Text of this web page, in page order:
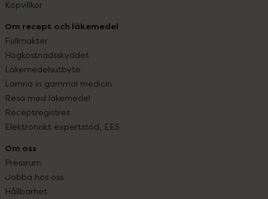
Köpvillkor
Om recept och läkemedel
Fullmakter
Högkostnadsskyddet
Läkemedelsutbyte
Lämna in gammal medicin
Resa med läkemedel
Receptregistret
Elektroniskt expertstöd, EES
Om oss
Pressrum
Jobba hos oss
Hållbarhet